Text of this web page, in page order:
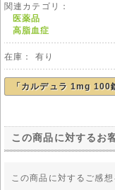
平滑筋は血管の内側にあ
ここに働きかける事によ
ります。
血圧症、排尿障害、前立
1日1回の服用で効果があ
脂質代謝やインスリン上
にも向いています。
用法
関連カテゴリ：
医薬品
高脂血症
在庫： 有り
「カルデュラ 1mg 100
この商品に対するお
この商品に対するご感